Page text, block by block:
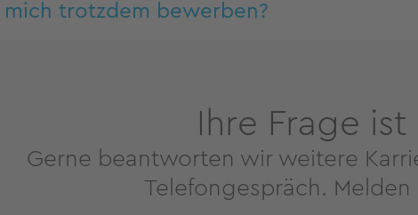
mich trotzdem bewerben?
Ihre Frage
Gerne beantworten wir weitere
Telefongespräch. Melden